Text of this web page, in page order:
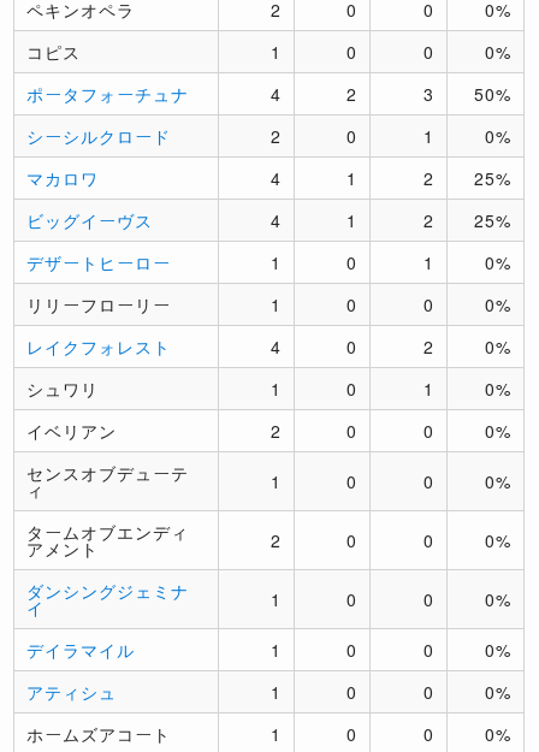
ペキンオペラ
2 0 0
0%
コピス
1 0 0
0%
ポータフォーチュナ
4 2 3
50%
シーシルクロード
2 0 1
0%
マカロワ
4 1 2
25%
ビッグイーヴス
4 1 2
25%
デザートヒーロー
1 0 1
0%
リリーフローリー
1 0 0
0%
レイクフォレスト
4 0 2
0%
シュワリ
1 0 1
0%
イベリアン
2 0 0
0%
センスオブデューテ
ィ 1 0 0 0%
タームオブエンディ
アメント 2 0 0 0%
ダンシングジェミナ
イ 1 0 0 0%
デイラマイル 1 0 0
0%
アティシュ
1 0 0
0%
ホームズアコート
1 0 0
0%